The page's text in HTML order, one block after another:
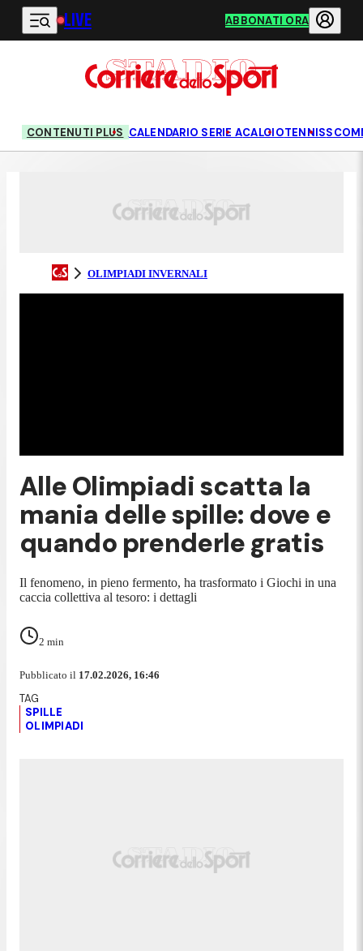
Vai al contenuto principale
LIVE ABBONATI ORA
CONTENUTI PLUS CALENDARIO SERIE ACALCIOTENNIS
OLIMPIADI INVERNALI
Alle Olimpiadi scatta la
mania delle spille: dove e
quando prenderle gratis
Il fenomeno, in pieno fermento, ha trasformato i Giochi in una
caccia collettiva al tesoro: i dettagli
2 min
Pubblicato il 17.02.2026, 16:46
SPILLE
OLIMPIADI